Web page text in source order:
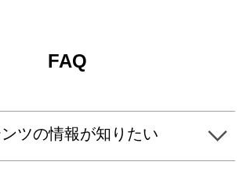
FAQ
ツの情報が知りたい